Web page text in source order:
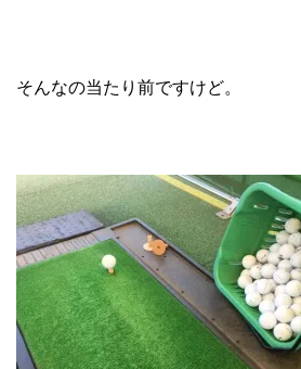
そんなの当たり前ですけど。